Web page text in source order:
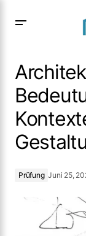
Kontextes für
Prüfung Juni 25,